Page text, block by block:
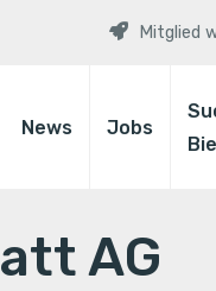
Mitglied
News Jobs
AG